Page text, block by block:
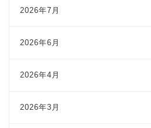
2026年7月
2026年6月
2026年4月
2026年3月